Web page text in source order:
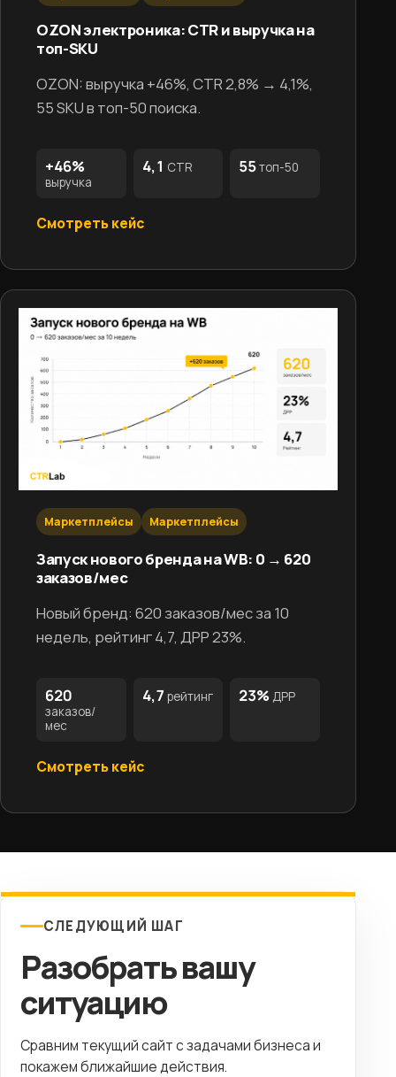
OZON электроника: CTR и выручка на
топ-SKU
OZON: выручка +46%, CTR 2,8% → 4,1%,
55 SKU в топ-50 поиска.
+46%
выручка
4,1 CTR 55топ-50
Смотреть кейс
Маркетплейсы Маркетплейсы
Запуск нового бренда на WB: 0 → 620
заказов/мес
Новый бренд: 620 заказов/мес за 10
недель, рейтинг 4,7, ДРР 23%.
620
заказов/
мес
4,7 рейтинг 23% ДРР
Смотреть кейс
СЛЕДУЮЩИЙ ШАГ
Разобрать вашу
ситуацию
Сравним текущий сайт с задачами бизнеса и
покажем ближайшие действия.